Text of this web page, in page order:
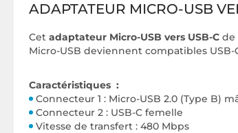
ADAPTATEUR MICRO-USB
Cet adaptateur Micro-USB vers USB-C de
Micro-USB deviennent compatibles
Caractéristiques :
Connecteur 1 : Micro-USB 2.0 (Type B)
Connecteur 2 : USB-C femelle
Vitesse de transfert : 480 Mbps